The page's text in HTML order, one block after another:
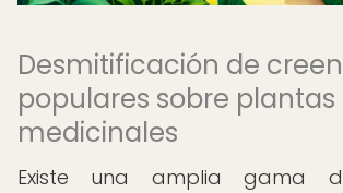
Desmitificación de
populares sobre plantas
medicinales
Existe una amplia gama